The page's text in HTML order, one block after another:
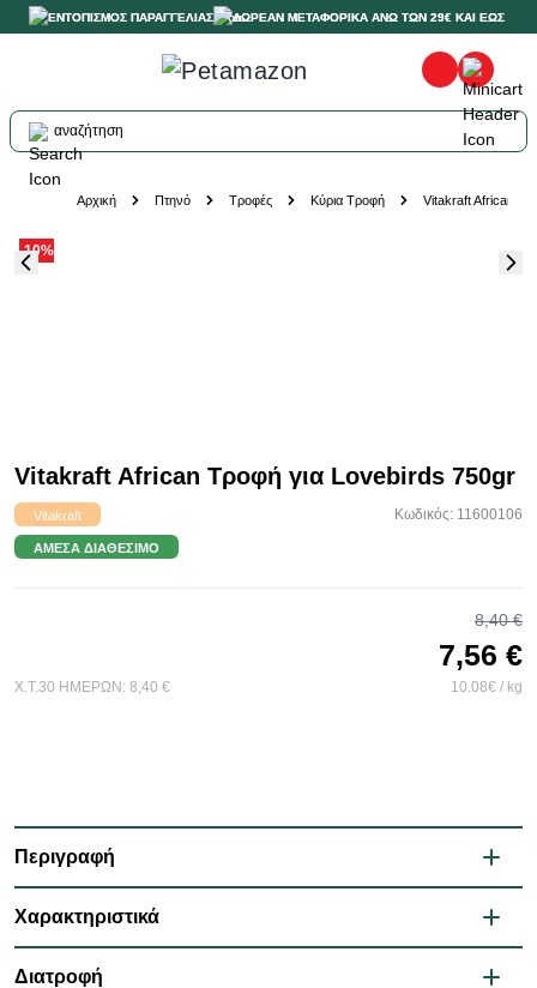
ΕΝΤΟΠΙΣΜΟΣ ΠΑΡΑΓΓΕΛΙΑΣ ΔΩΡΕΑΝ ΜΕΤΑΦΟΡΙΚΑ ΑΝΩ ΤΩΝ 29€ ΚΑΙ ΕΩΣ
Skip to Content
αναζήτηση
Αρχική Πτηνό Τροφές Κύρια Τροφή Vitakraft African
-10%
Vitakraft African Τροφή για Lovebirds 750gr
Vitakraft Κωδικός: 11600106
ΆΜΕΣΑ ΔΙΑΘΈΣΙΜΟ
8,40 €
7,56 €
10.08€ / kg
Χ.Τ.30 ΗΜΕΡΩΝ: 8,40 €
Περιγραφή
Χαρακτηριστικά
Διατροφή